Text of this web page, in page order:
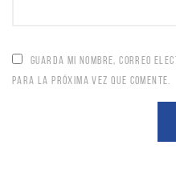
GUARDA MI NOMBRE, CORREO
PARA LA PRÓXIMA VEZ QUE COMENTE.